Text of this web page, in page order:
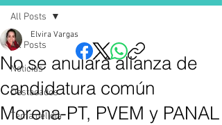
All Posts
Noticias
Destacados
Tema del dia
All Posts
No se anulará alianza de
candidatura común
Morena-PT, PVEM y PANAL
Elvira Vargas